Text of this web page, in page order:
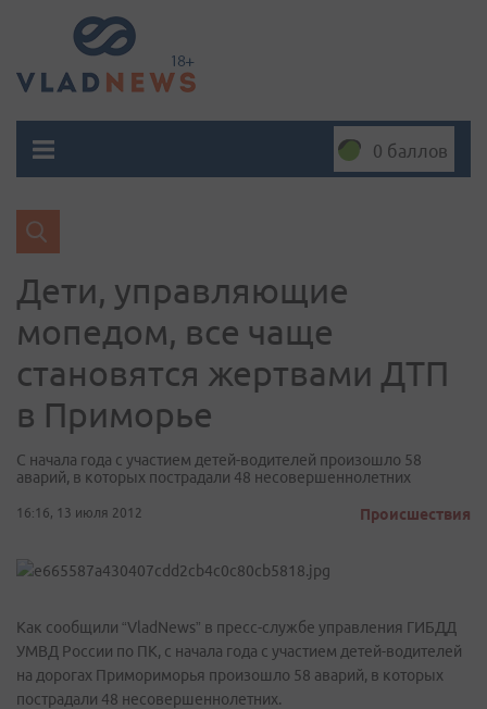
0 баллов
Дети, управляющие
мопедом, все чаще
становятся жертвами ДТП
в Приморье
С начала года с участием детей-водителей произошло 58
аварий, в которых пострадали 48 несовершеннолетних
16:16, 13 июля 2012 Происшествия
Как сообщили “VladNews” в пресс-службе управления ГИБДД
УМВД России по ПК, с начала года с участием детей-водителей
на дорогах Примориморья произошло 58 аварий, в которых
пострадали 48 несовершеннолетних.